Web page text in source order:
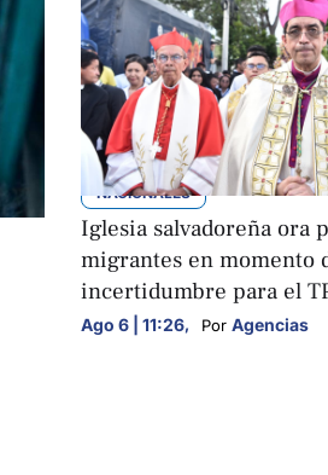
NACIONALES
Iglesia salvadoreña ora
migrantes en momento
incertidumbre para el
Ago 6 | 11:26, Por Agencias